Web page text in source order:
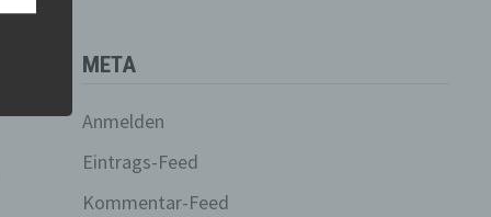
META
Anmelden
Eintrags-Feed
Kommentar-Feed